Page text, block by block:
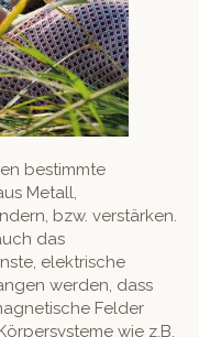
bestimmte
Metall,
bzw. verstärken.
das
elektrische
werden, dass
Felder
wie z.B.